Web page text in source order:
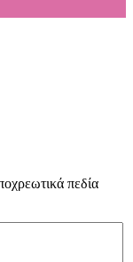
πεδία